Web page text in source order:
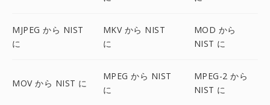
MJPEG から NIST
に
MKV から NIST
に
MOD から
NIST に
MOV から NIST に
MPEG から NIST
に
MPEG-2 から
NIST に